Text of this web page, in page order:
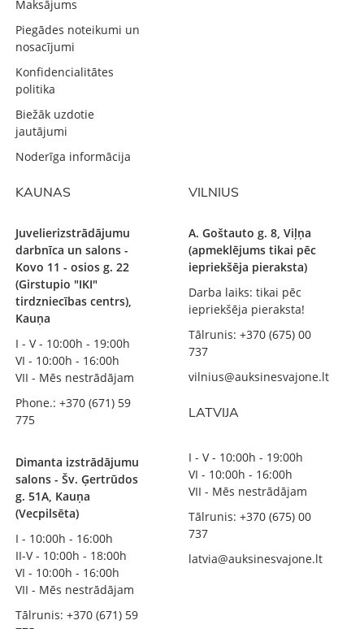
Maksājums
Piegādes noteikumi un
nosacījumi
Konfidencialitātes
politika
Biežāk uzdotie
jautājumi
Noderīga informācija
KAUNAS
Juvelierizstrādājumu
darbnīca un salons -
Kovo 11 - osios g. 22
(Girstupio "IKI"
tirdzniecības centrs),
Kauņa
I - V - 10:00h - 19:00h
VI - 10:00h - 16:00h
VII - Mēs nestrādājam
Phone.: +370 (671) 59
775
Dimanta izstrādājumu
salons - Šv. Ģertrūdos
g. 51A, Kauņa
(Vecpilsēta)
I - 10:00h - 16:00h
II-V - 10:00h - 18:00h
VI - 10:00h - 16:00h
VII - Mēs nestrādājam
Tālrunis: +370 (671) 59
VILNIUS
A. Goštauto g. 8, Viļņa
(apmeklējums tikai pēc
iepriekšēja pieraksta)
Darba laiks: tikai pēc
iepriekšēja pieraksta!
Tālrunis: +370 (675) 00
737
vilnius@auksinesvajone.lt
LATVIJA
I - V - 10:00h - 19:00h
VI - 10:00h - 16:00h
VII - Mēs nestrādājam
Tālrunis: +370 (675) 00
737
latvia@auksinesvajone.lt